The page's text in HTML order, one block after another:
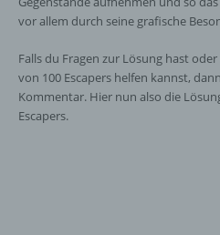
vor allem durch seine grafische
Falls du Fragen zur Lösung hast
von 100 Escapers helfen kannst,
Kommentar. Hier nun also die
Escapers.